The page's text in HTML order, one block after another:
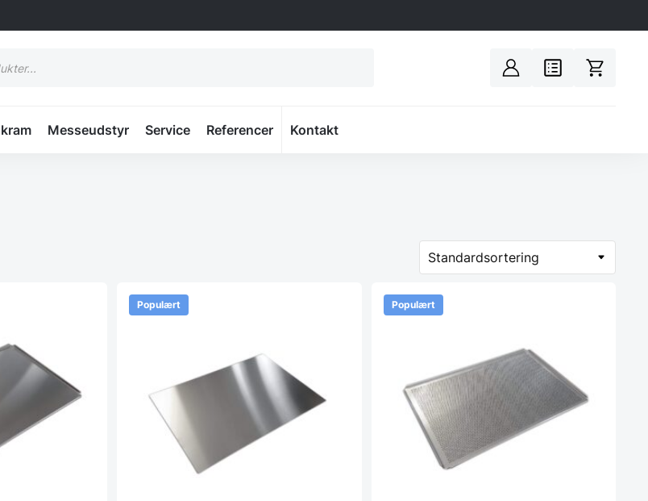
Messeudstyr Service Referencer Spacer
Kontakt
Populært Populært